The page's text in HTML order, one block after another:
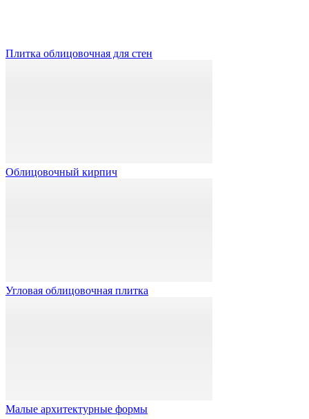
Плитка облицовочная для стен
Облицовочный кирпич
Угловая облицовочная плитка
Малые архитектурные формы